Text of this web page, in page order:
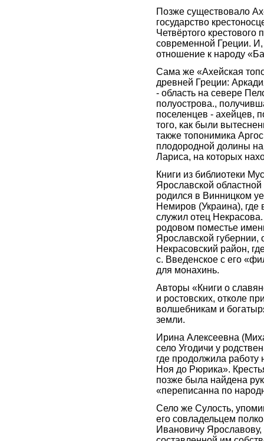
Позже существовало
государство
Четвёртого крестового
современной Греции. И,
отношение к народу
Сама же «Ахейская
древней Греции:
- область на севере
полуострова.,
поселенцев - ахейцев,
того, как были
также топонимика
плодородной долины
Лариса, на которых
Книги из библиотеки
Ярославской
родился в Винницком
Немиров (Украина), где
служил отец
родовом поместье
Ярославской
Некрасовский район,
с. Введенское с его
для монахинь.
Авторы «Книги о
и ростовских, отколе
волшебникам и
земли.
Ирина Алексеевна
село Угодичи у
где продолжила работу
Ноя до Рюрика».
позже была найдена
«переписанна по
Село же Сулость,
его совладельцем
Ивановичу